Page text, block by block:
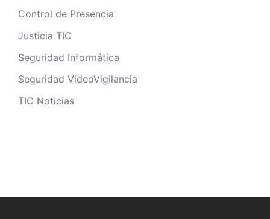
Control de Presencia
Justicia TIC
Seguridad Informática
Seguridad VideoVigilancia
TIC Noticias